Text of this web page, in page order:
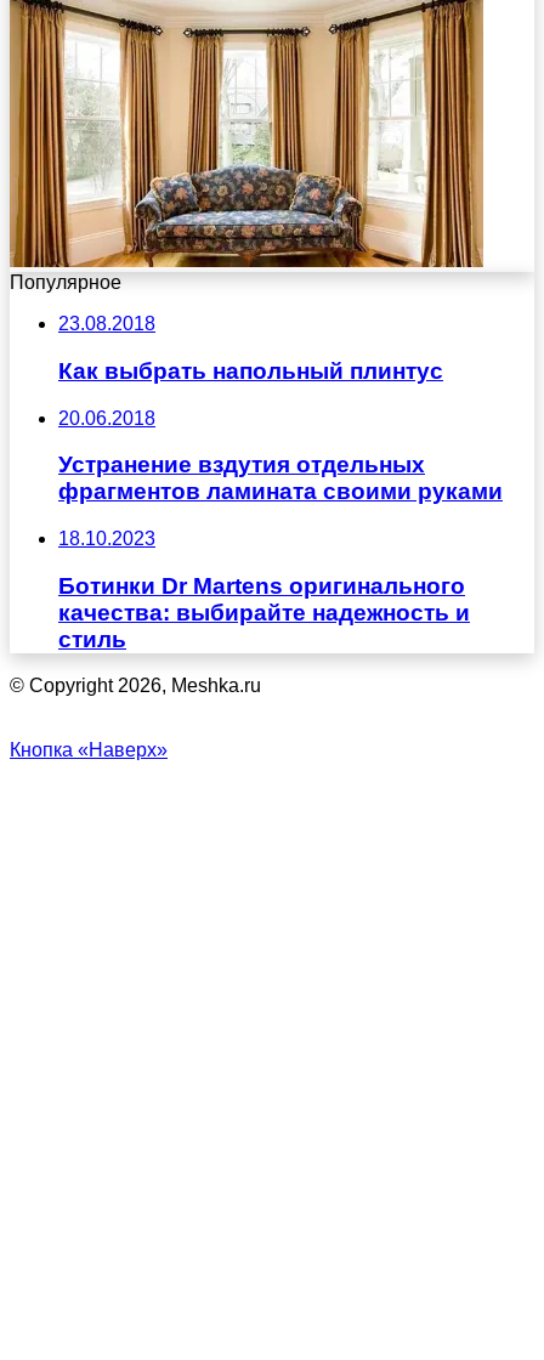
Популярное
23.08.2018
Как выбрать напольный плинтус
20.06.2018
Устранение вздутия отдельных
фрагментов ламината своими руками
18.10.2023
Ботинки Dr Martens оригинального
качества: выбирайте надежность и
стиль
© Copyright 2026, Meshka.ru
Кнопка «Наверх»